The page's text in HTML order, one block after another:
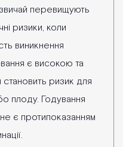
перевищують
ризики, коли
виникнення
є високою та
становить ризик для
плоду. Годування
є протипоказанням